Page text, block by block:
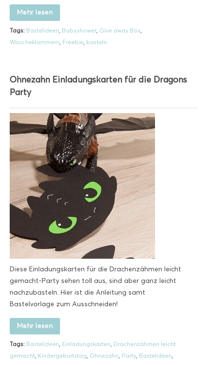
Mehr lesen
Tags: Bastelideen, Babyshower, Give away Box,
Wäscheklammern, Freebie, basteln
Ohnezahn Einladungskarten für die Dragons
Party
Diese Einladungskarten für die Drachenzähmen leicht
gemacht-Party sehen toll aus, sind aber ganz leicht
nachzubasteln. Hier ist die Anleitung samt
Bastelvorlage zum Ausschneiden!
Mehr lesen
Tags: Bastelideen, Einladungskarten, Drachenzähmen leicht
gemacht, Kindergeburtstag, Ohnezahn, Party, Bastelideen,